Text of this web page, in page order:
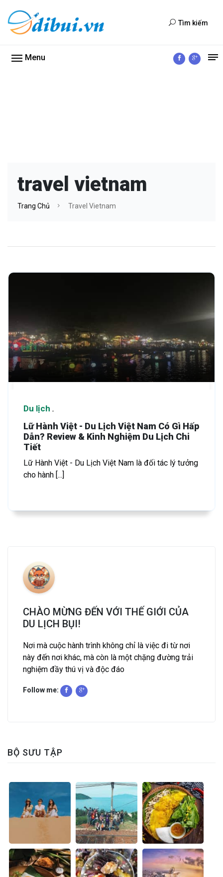
Tìm kiếm
Menu
travel vietnam
Trang Chủ Travel Vietnam
Du lịch
Lữ Hành Việt - Du Lịch Việt Nam Có Gì Hấp
Dẫn? Review & Kinh Nghiệm Du Lịch Chi
Tiết
Lữ Hành Việt - Du Lịch Việt Nam là đối tác lý tưởng
cho hành [...]
CHÀO MỪNG ĐẾN VỚI THẾ GIỚI CỦA
DU LỊCH BỤI!
Nơi mà cuộc hành trình không chỉ là việc đi từ nơi
này đến nơi khác, mà còn là một chặng đường trải
nghiệm đầy thú vị và độc đáo
Follow me:
BỘ SƯU TẬP